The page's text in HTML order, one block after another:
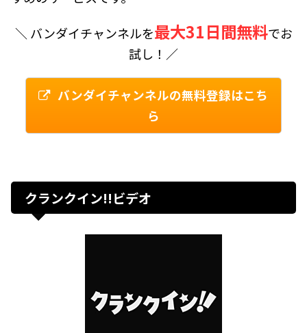
＼ バンダイチャンネルを最大31日間無料でお
試し！／
バンダイチャンネルの無料登録はこち
ら
クランクイン!!ビデオ